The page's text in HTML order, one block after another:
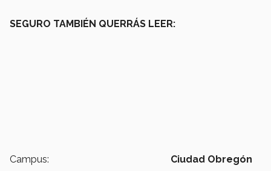
SEGURO TAMBIÉN QUERRÁS LEER:
Campus: Ciudad Obregón